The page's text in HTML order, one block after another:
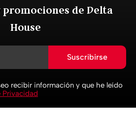
promociones de Delta
House
Suscribirse
recibir información y que he leído
Privacidad